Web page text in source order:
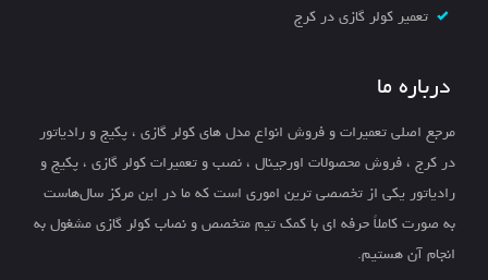
تعمیر کولر گازی در کرج
درباره ما
مرجع اصلی تعمیرات و فروش انواع مدل های کولر گازی ، پکیج و رادیاتور
در کرج ، فروش محصولات اورجینال ، نصب و تعمیرات کولر گازی ، پکیج و
رادیاتور یکی از تخصصی ترین اموری است که ما در این مرکز سال‌هاست
به صورت کاملاً حرفه ای با کمک تیم متخصص و نصاب کولر گازی مشغول به
انجام آن هستیم.